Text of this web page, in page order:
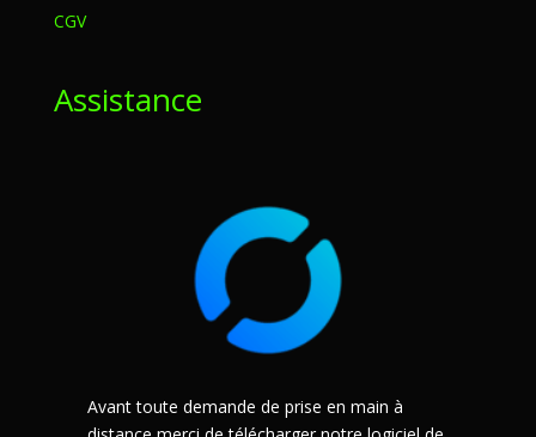
CGV
Assistance
Avant toute demande de prise en main à